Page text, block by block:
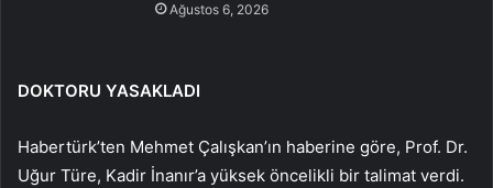
Ağustos 6, 2026
DOKTORU YASAKLADI
Habertürk’ten Mehmet Çalışkan’ın haberine göre, Prof. Dr.
Uğur Türe, Kadir İnanır’a yüksek öncelikli bir talimat verdi.